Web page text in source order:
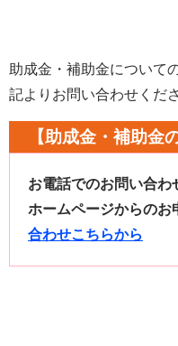
助成金・補助金について
記よりお問い合わせくだ
【助成金・補助
お電話でのお問い
ホームページからの
合わせこちらから